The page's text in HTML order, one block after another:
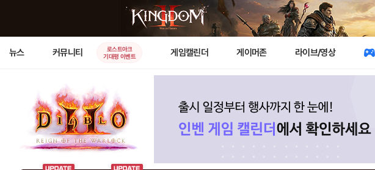
뉴스 커뮤니티
로스트아크
기대평 이벤트
게임캘린더 게이머존 라이브/영상